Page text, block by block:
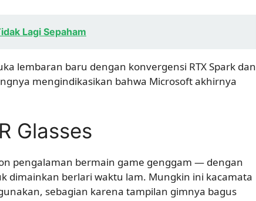
Lagi Sepaham
lembaran baru dengan konvergensi RTX Spark dan
mengindikasikan bahwa Microsoft akhirnya
Glasses
pengalaman bermain game genggam — dengan
dimainkan berlari waktu lam. Mungkin ini kacamata
sebagian karena tampilan gimnya bagus